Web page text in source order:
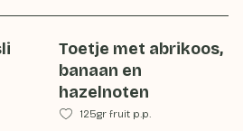
Toetje met abrikoos,
banaan en
hazelnoten
125gr fruit p.p.